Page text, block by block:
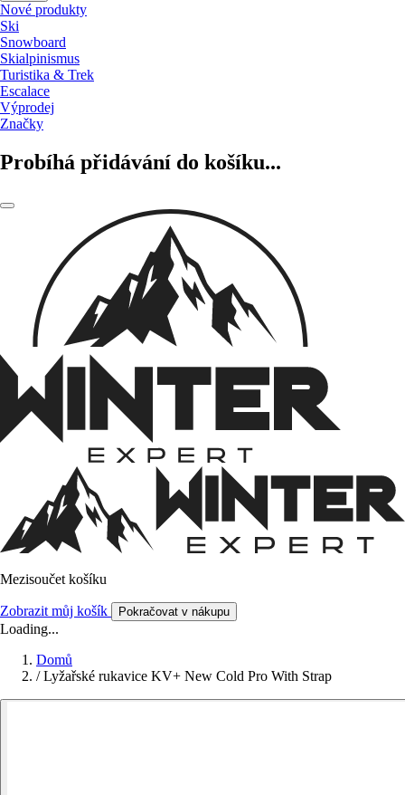
Nové produkty
Ski
Snowboard
Skialpinismus
Turistika & Trek
Escalace
Výprodej
Značky
Probíhá přidávání do košíku...
Mezisoučet košíku
Zobrazit můj košík Pokračovat v nákupu
Loading...
Domů
/ Lyžařské rukavice KV+ New Cold Pro With Strap